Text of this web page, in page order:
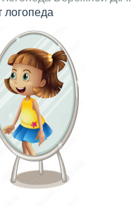
логопеда